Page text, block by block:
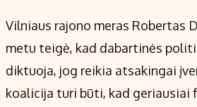
Vilniaus rajono meras Robertas
metu teigė, kad dabartinės
diktuoja, jog reikia atsakingai
koalicija turi būti, kad geriausiai